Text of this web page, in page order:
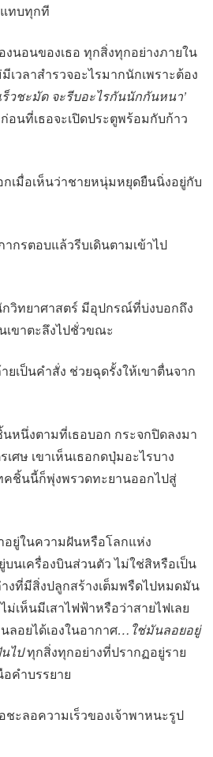
ทบทุกที
นอนของเธอ ทุกสิ่งทุกอย่างภายใน
วลาสำรวจอะไรมากนักเพราะต้อง
ร็วชะมัด จะรีบอะไรกันนักกันหนา’
อนที่เธอจะเปิดประตูพร้อมกับก้าว
กเมื่อเห็นว่าชายหนุ่มหยุดยืนนิ่งอยู่กับ
กรตอบแล้วรีบเดินตามเข้าไป
วิทยาศาสตร์ มีอุปกรณ์ที่บ่งบอกถึง
เขาตะลึงไปชั่วขณะ
ยเป็นคำสั่ง ช่วยฉุดรั้งให้เขาตื่นจาก
หนึ่งตามที่เธอบอก กระจกปิดลงมา
ศษ เขาเห็นเธอกดปุ่มอะไรบาง
คชิ้นนี้ก็พุ่งพรวดทะยานออกไปสู่
ยู่ในความฝันหรือโลกแห่ง
นเครื่องบินส่วนตัว ไม่ใช่สิหรือเป็น
งที่มีสิ่งปลูกสร้างเต็มพรืดไปหมดมัน
เห็นมีเสาไฟฟ้าหรือว่าสายไฟเลย
ลอยได้เองในอากาศ…ใช่มันลอยอยู่
ไปทุกสิ่งทุกอย่างที่ปรากฏอยู่ราย
คำบรรยาย
ะลอความเร็วของเจ้าพาหนะรูป